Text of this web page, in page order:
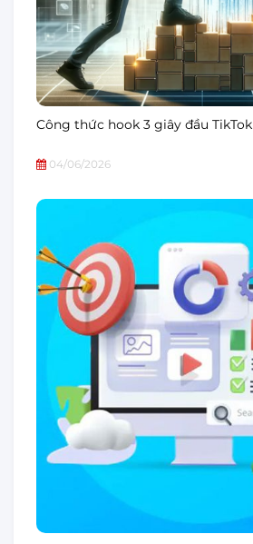
Công thức hook 3 giây đầu TikTok
04/06/2026